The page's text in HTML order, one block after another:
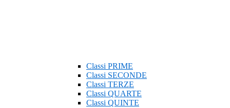
Classi PRIME
Classi SECONDE
Classi TERZE
Classi QUARTE
Classi QUINTE